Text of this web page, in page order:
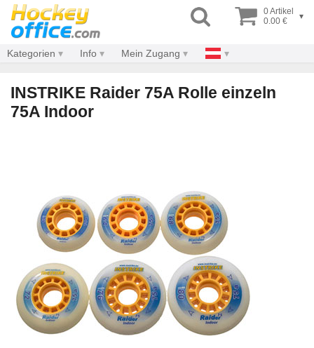
0 Artikel
0.00 €
▾
Kategorien Info Mein Zugang
INSTRIKE Raider 75A Rolle einzeln
75A Indoor